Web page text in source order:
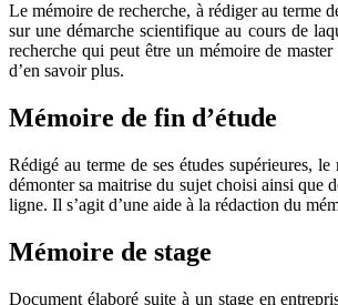
Le mémoire de recherche, à rédiger au terme
sur une démarche scientifique au cours de
recherche qui peut être un mémoire de
d’en savoir plus.
Mémoire de fin d’étude
Rédigé au terme de ses études supérieures,
démonter sa maitrise du sujet choisi ainsi que
ligne. Il s’agit d’une aide à la rédaction du
Mémoire de stage
Document élaboré suite à un stage en